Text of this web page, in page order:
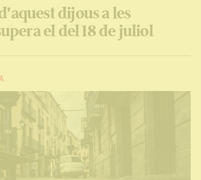
dijous a les
el del 18 de juliol